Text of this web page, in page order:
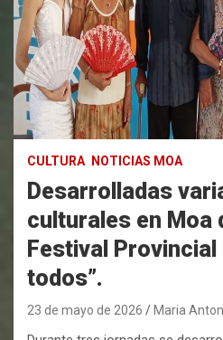
CULTURA NOTICIAS MOA
Desarrolladas
culturales en Moa
Festival Provincial
todos”.
23 de mayo de 2026 Maria